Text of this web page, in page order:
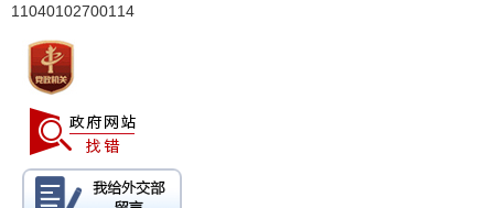
11040102700114